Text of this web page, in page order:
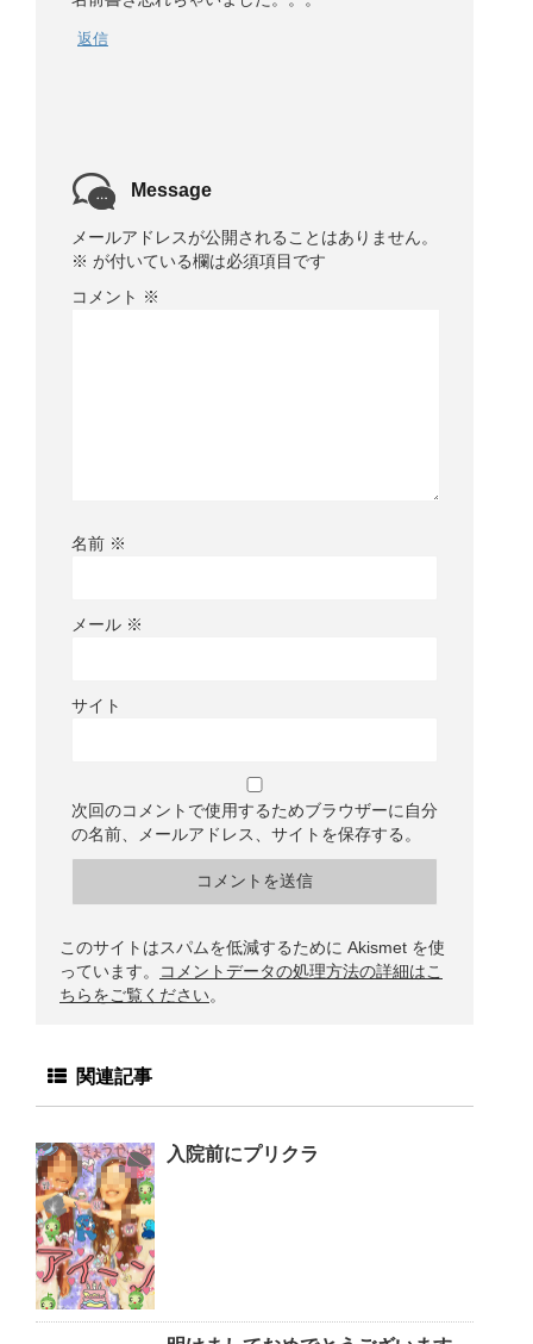
返信
Message
メールアドレスが公開されることはありません。
※ が付いている欄は必須項目です
コメント ※
名前 ※
メール ※
サイト
次回のコメントで使用するためブラウザーに自分
の名前、メールアドレス、サイトを保存する。
このサイトはスパムを低減するために Akismet を使
っています。
コメントデータの処理方法の詳細はこ
ちらをご覧ください。
関連記事
入院前にプリクラ